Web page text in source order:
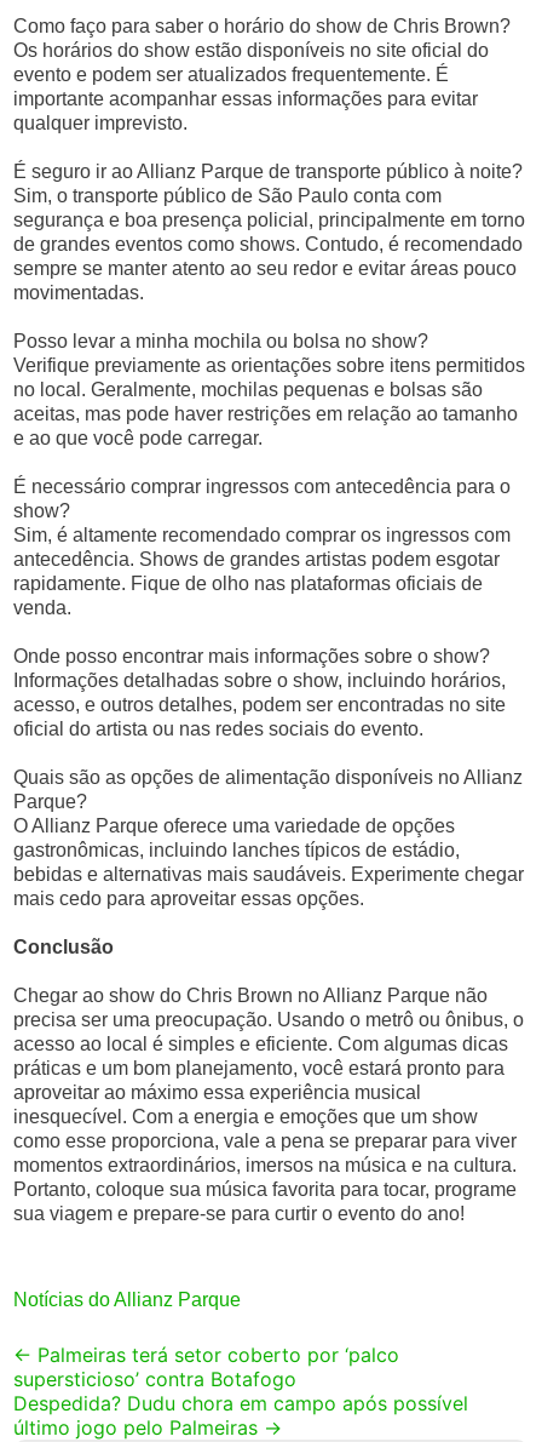
Como faço para saber o horário do show de Chris Brown?
Os horários do show estão disponíveis no site oficial do
evento e podem ser atualizados frequentemente. É
importante acompanhar essas informações para evitar
qualquer imprevisto.
É seguro ir ao Allianz Parque de transporte público à noite?
Sim, o transporte público de São Paulo conta com
segurança e boa presença policial, principalmente em torno
de grandes eventos como shows. Contudo, é recomendado
sempre se manter atento ao seu redor e evitar áreas pouco
movimentadas.
Posso levar a minha mochila ou bolsa no show?
Verifique previamente as orientações sobre itens permitidos
no local. Geralmente, mochilas pequenas e bolsas são
aceitas, mas pode haver restrições em relação ao tamanho
e ao que você pode carregar.
É necessário comprar ingressos com antecedência para o
show?
Sim, é altamente recomendado comprar os ingressos com
antecedência. Shows de grandes artistas podem esgotar
rapidamente. Fique de olho nas plataformas oficiais de
venda.
Onde posso encontrar mais informações sobre o show?
Informações detalhadas sobre o show, incluindo horários,
acesso, e outros detalhes, podem ser encontradas no site
oficial do artista ou nas redes sociais do evento.
Quais são as opções de alimentação disponíveis no Allianz
Parque?
O Allianz Parque oferece uma variedade de opções
gastronômicas, incluindo lanches típicos de estádio,
bebidas e alternativas mais saudáveis. Experimente chegar
mais cedo para aproveitar essas opções.
Conclusão
Chegar ao show do Chris Brown no Allianz Parque não
precisa ser uma preocupação. Usando o metrô ou ônibus, o
acesso ao local é simples e eficiente. Com algumas dicas
práticas e um bom planejamento, você estará pronto para
aproveitar ao máximo essa experiência musical
inesquecível. Com a energia e emoções que um show
como esse proporciona, vale a pena se preparar para viver
momentos extraordinários, imersos na música e na cultura.
Portanto, coloque sua música favorita para tocar, programe
sua viagem e prepare-se para curtir o evento do ano!
Notícias do Allianz Parque
Post
navigation
← Palmeiras terá setor coberto por ‘palco
supersticioso’ contra Botafogo
Despedida? Dudu chora em campo após possível
último jogo pelo Palmeiras →